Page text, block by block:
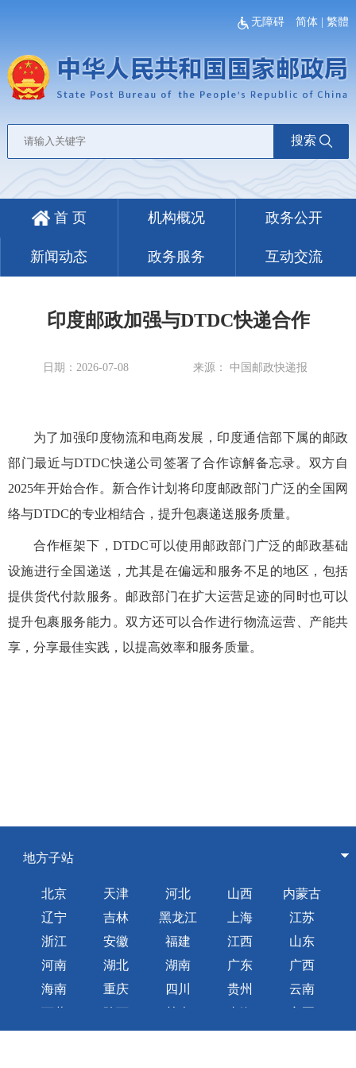
无障碍 简体 |繁體
搜索
首 页 机构概况 政务公开
新闻动态 政务服务 互动交流
印度邮政加强与DTDC快递合作
日期：2026-07-08 来源： 中国邮政快递报
为了加强印度物流和电商发展，印度通信部下属的邮政
部门最近与DTDC快递公司签署了合作谅解备忘录。双方自
2025年开始合作。新合作计划将印度邮政部门广泛的全国网
络与DTDC的专业相结合，提升包裹递送服务质量。
合作框架下，DTDC可以使用邮政部门广泛的邮政基础
设施进行全国递送，尤其是在偏远和服务不足的地区，包括
提供货代付款服务。邮政部门在扩大运营足迹的同时也可以
提升包裹服务能力。双方还可以合作进行物流运营、产能共
享，分享最佳实践，以提高效率和服务质量。
地方子站
北京 天津 河北 山西
内蒙古
辽宁
吉林 黑龙江 上海
江苏
浙江
安徽 福建 江西
山东
河南
湖北 湖南 广东
广西
海南
重庆 四川 贵州
云南